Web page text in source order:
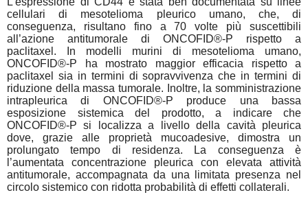
cellulari di mesotelioma pleurico umano, che, di
conseguenza, risultano fino a 70 volte più suscettibili
all’azione antitumorale di ONCOFID®-P rispetto a
paclitaxel. In modelli murini di mesotelioma umano,
ONCOFID®-P ha mostrato maggior efficacia rispetto a
paclitaxel sia in termini di sopravvivenza che in termini di
riduzione della massa tumorale. Inoltre, la somministrazione
intrapleurica di ONCOFID®-P produce una bassa
esposizione sistemica del prodotto, a indicare che
ONCOFID®-P si localizza a livello della cavità pleurica
dove, grazie alle proprietà mucoadesive, dimostra un
prolungato tempo di residenza. La conseguenza è
l’aumentata concentrazione pleurica con elevata attività
antitumorale, accompagnata da una limitata presenza nel
circolo sistemico con ridotta probabilità di effetti collaterali.